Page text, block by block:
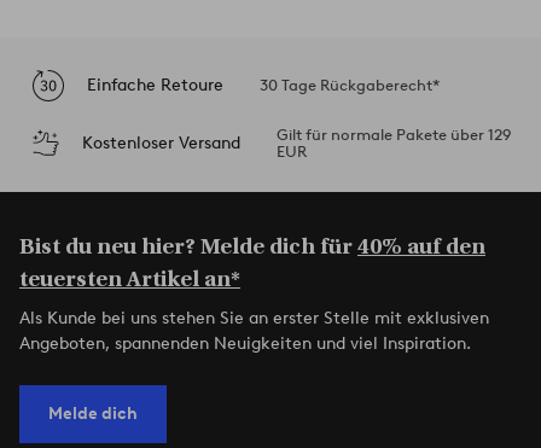
Einfache Retoure 30 Tage Rückgaberecht*
Kostenloser Versand
Gilt für normale Pakete über 129
EUR
Bist du neu hier? Melde dich für40% auf den
teuersten Artikel an*
Als Kunde bei uns stehen Sie an erster Stelle mit exklusiven
Angeboten, spannenden Neuigkeiten und viel Inspiration.
Melde dich